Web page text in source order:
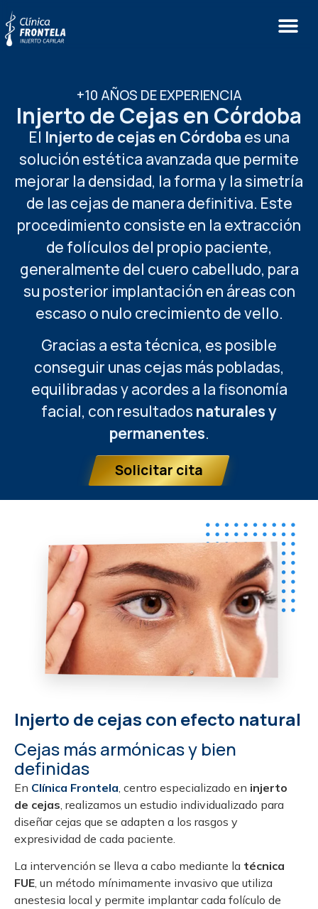
+10 AÑOS DE EXPERIENCIA
Injerto de Cejas en Córdoba
El Injerto de cejas en Córdoba es una
solución estética avanzada que permite
mejorar la densidad, la forma y la simetría
de las cejas de manera definitiva. Este
procedimiento consiste en la extracción
de folículos del propio paciente,
generalmente del cuero cabelludo, para
su posterior implantación en áreas con
escaso o nulo crecimiento de vello.
Gracias a esta técnica, es posible
conseguir unas cejas más pobladas,
equilibradas y acordes a la fisonomía
facial, con resultados naturales y
permanentes.
Solicitar cita
Injerto de cejas con efecto natural
Cejas más armónicas y bien
definidas
En Clínica Frontela , centro especializado en injerto
de cejas , realizamos un estudio individualizado para
diseñar cejas que se adapten a los rasgos y
expresividad de cada paciente.
La intervención se lleva a cabo mediante la técnica
FUE, un método mínimamente invasivo que utiliza
anestesia local y permite implantar cada folículo de